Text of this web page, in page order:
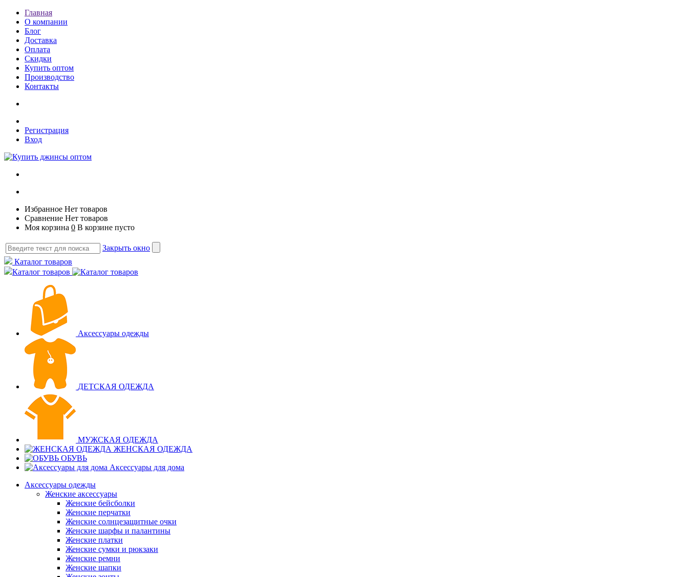
Главная
О компании
Блог
Доставка
Оплата
Скидки
Купить оптом
Производство
Контакты
Регистрация
Вход
Избранное Нет товаров
Сравнение Нет товаров
Моя корзина 0 В корзине пусто
Закрыть окно
Каталог товаров
Каталог товаров
Аксессуары одежды
ДЕТСКАЯ ОДЕЖДА
МУЖСКАЯ ОДЕЖДА
ЖЕНСКАЯ ОДЕЖДА
ОБУВЬ
Аксессуары для дома
Аксессуары одежды
Женские аксессуары
Женские бейсболки
Женские перчатки
Женские солнцезащитные очки
Женские шарфы и палантины
Женские платки
Женские сумки и рюкзаки
Женские ремни
Женские шапки